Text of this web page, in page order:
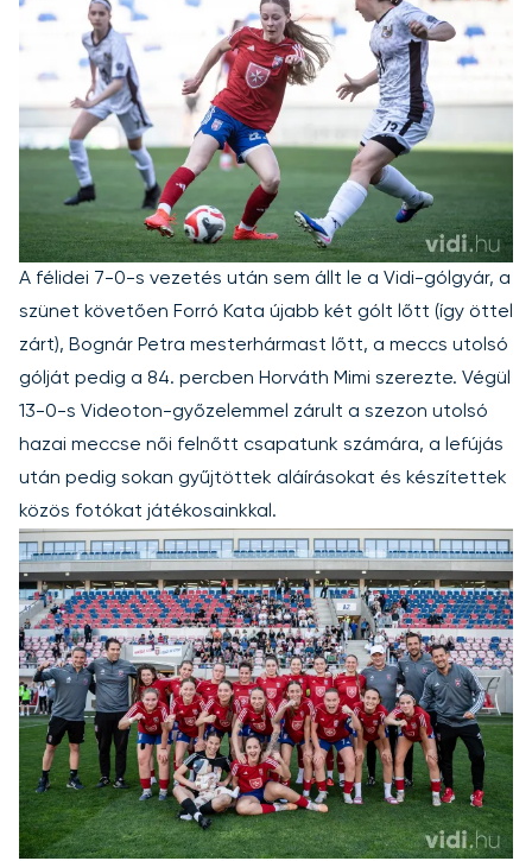
A félidei 7-0-s vezetés után sem állt le a Vidi-gólgyár, a
szünet követően Forró Kata újabb két gólt lőtt (így öttel
zárt), Bognár Petra mesterhármast lőtt, a meccs utolsó
gólját pedig a 84. percben Horváth Mimi szerezte. Végül
13-0-s Videoton-győzelemmel zárult a szezon utolsó
hazai meccse női felnőtt csapatunk számára, a lefújás
után pedig sokan gyűjtöttek aláírásokat és készítettek
közös fotókat játékosainkkal.